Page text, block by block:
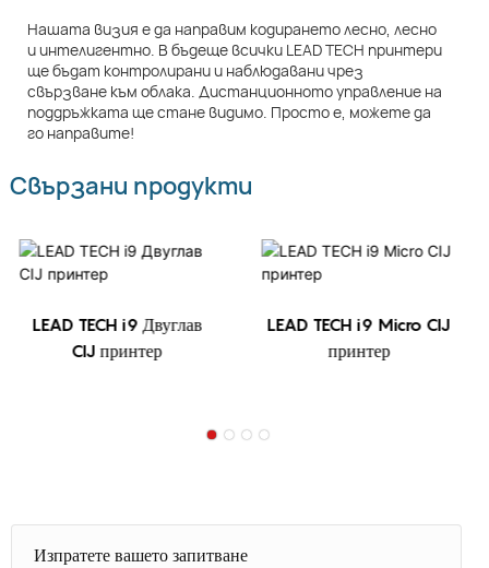
Нашата визия е да направим кодирането лесно, лесно
и интелигентно. В бъдеще всички LEAD TECH принтери
ще бъдат контролирани и наблюдавани чрез
свързване към облака. Дистанционното управление на
поддръжката ще стане видимо. Просто е, можете да
го направите!
Свързани продукти
LEAD TECH i9 Двуглав
CIJ принтер
LEAD TECH i9 Micro CIJ
принтер
Изпратете вашето запитване